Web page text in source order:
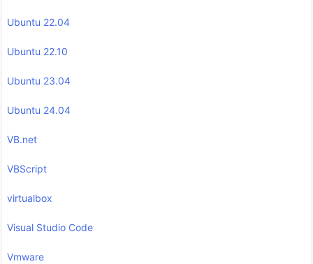
Ubuntu 22.04
Ubuntu 22.10
Ubuntu 23.04
Ubuntu 24.04
VB.net
VBScript
virtualbox
Visual Studio Code
Vmware